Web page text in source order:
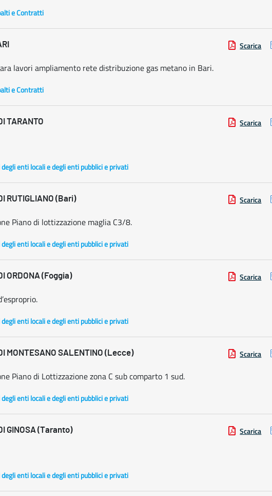
e Contratti
Scarica
lavori ampliamento rete distribuzione gas metano in Bari.
e Contratti
TARANTO Scarica
enti locali e degli enti pubblici e privati
RUTIGLIANO (Bari) Scarica
Piano di lottizzazione maglia C3/8.
enti locali e degli enti pubblici e privati
ORDONA (Foggia) Scarica
enti locali e degli enti pubblici e privati
MONTESANO SALENTINO (Lecce) Scarica
Piano di Lottizzazione zona C sub comparto 1 sud.
enti locali e degli enti pubblici e privati
GINOSA (Taranto) Scarica
enti locali e degli enti pubblici e privati